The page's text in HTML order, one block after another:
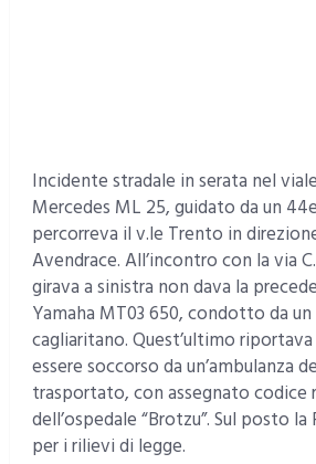
Incidente stradale in serata nel
Mercedes ML 25, guidato da un
percorreva il v.le Trento in
Avendrace. All’incontro con la via
girava a sinistra non dava la
Yamaha MT03 650, condotto da
cagliaritano. Quest’ultimo
essere soccorso da un’ambulanza
trasportato, con assegnato codice
dell’ospedale “Brotzu”. Sul posto
per i rilievi di legge.